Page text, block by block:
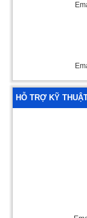
HỖ TRỢ KỸ